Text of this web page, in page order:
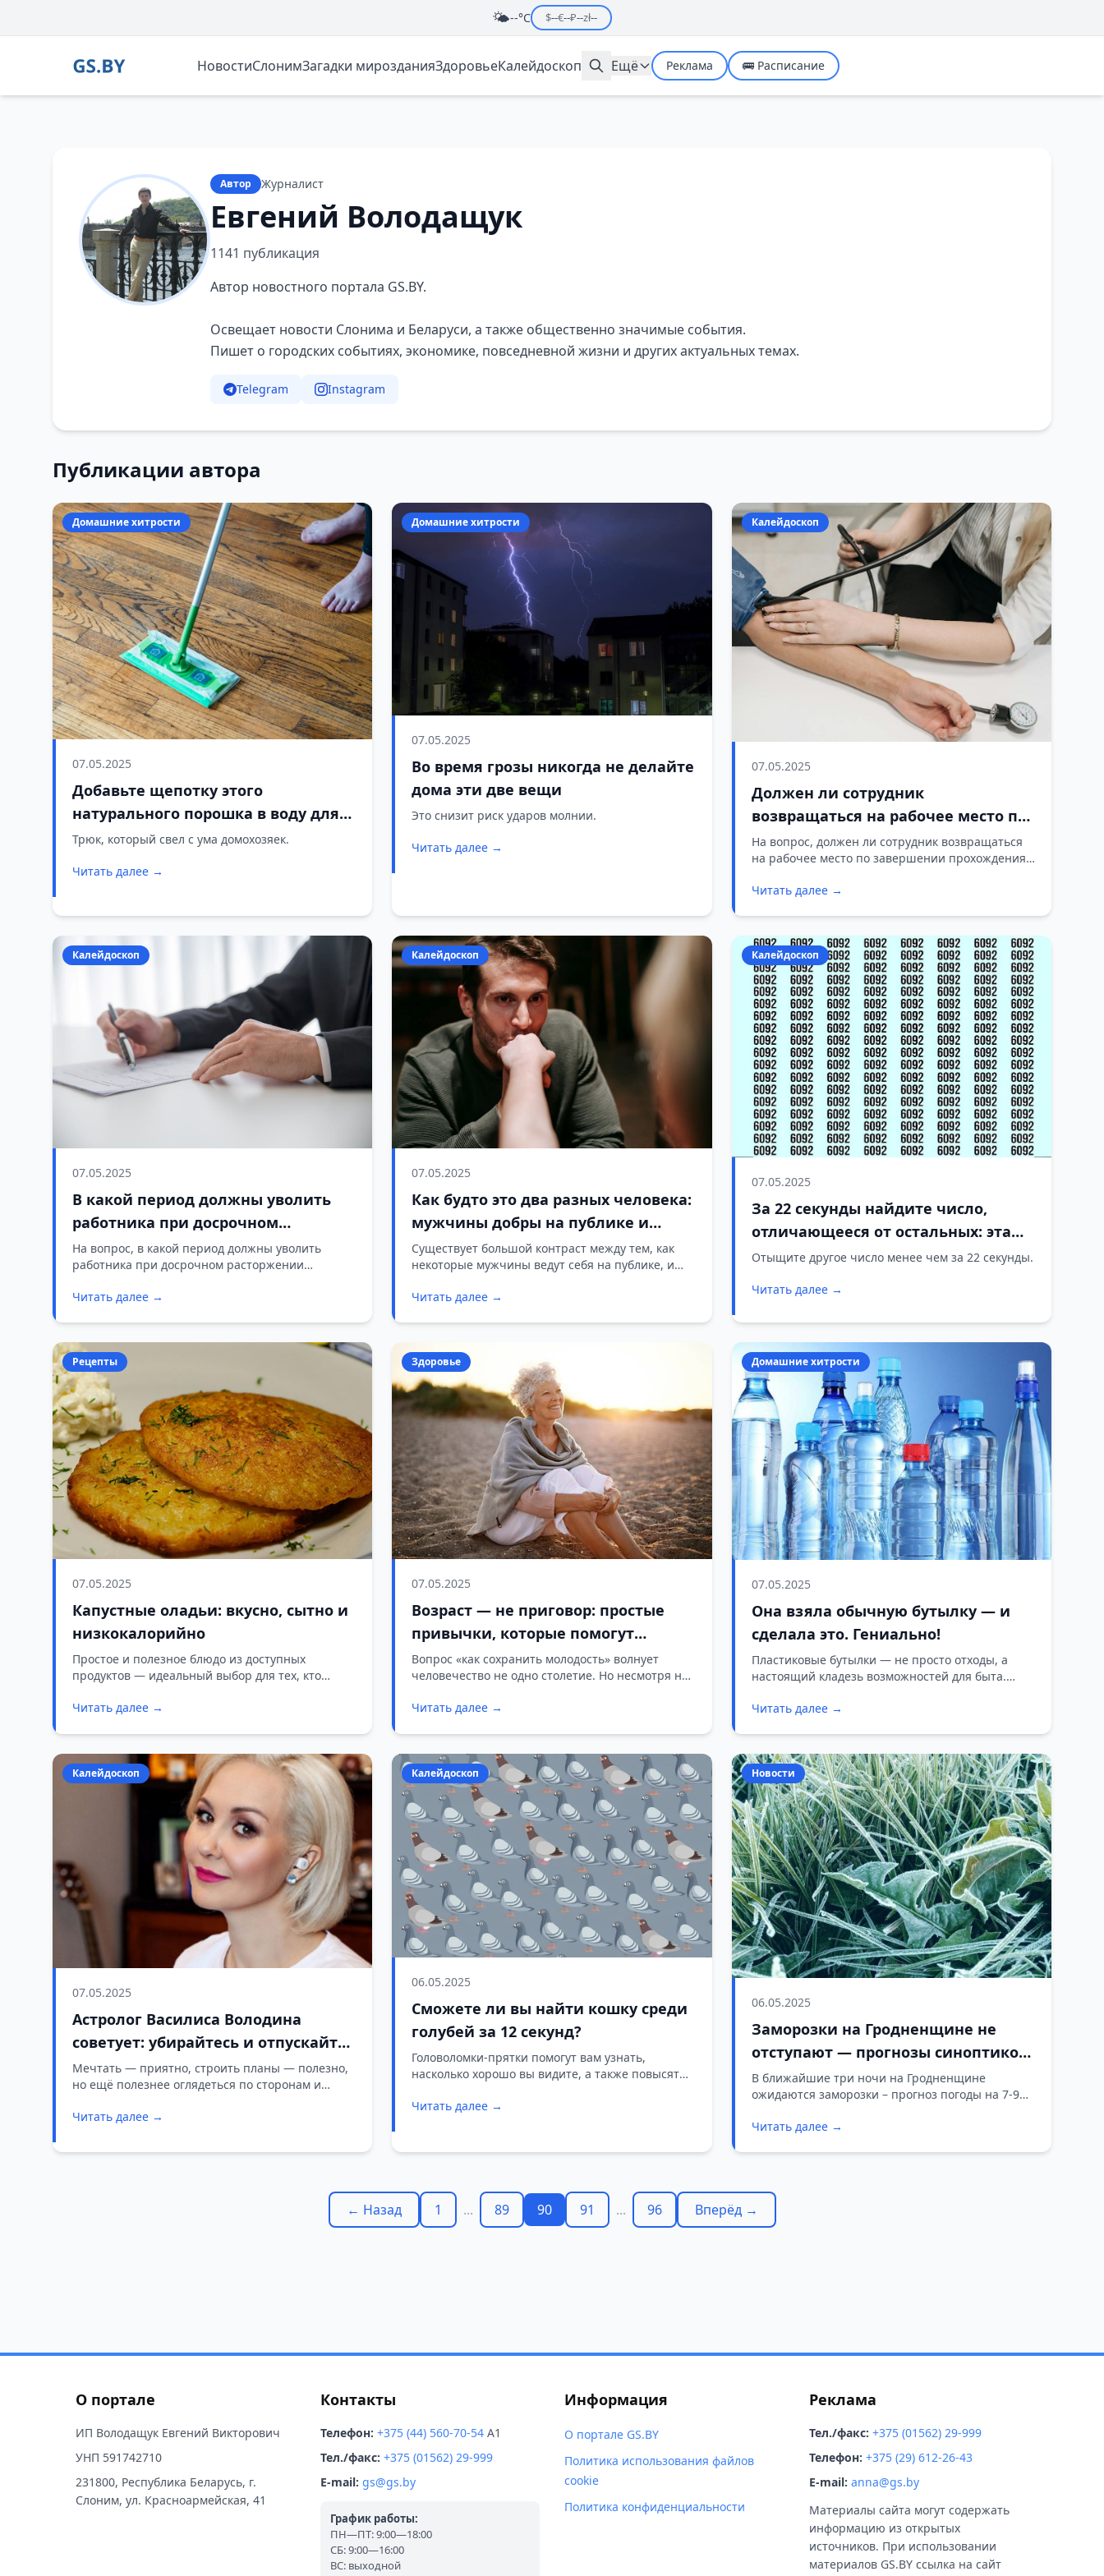
🌤️--°C $--€--₽--zł--
НовостиСлонимЗагадки мирозданияЗдоровьеКалейдоскоп Ещё Реклама 🚌 Расписание
Автор Журналист
Евгений Володащук
1141 публикация
Автор новостного портала GS.BY.
Освещает новости Слонима и Беларуси, а также общественно значимые события.
Пишет о городских событиях, экономике, повседневной жизни и других актуальных темах.
Telegram Instagram
Публикации автора
Домашние хитрости
07.05.2025
Добавьте щепотку этого
натурального порошка в воду для
мытья полов – и весь дом будет
Трюк, который свел с ума домохозяек.
Читать далее →
Домашние хитрости
07.05.2025
Во время грозы никогда не делайте
дома эти две вещи
Это снизит риск ударов молнии.
Читать далее →
Калейдоскоп
07.05.2025
Должен ли сотрудник
возвращаться на рабочее место по
завершении прохождения
медкомиссии?
На вопрос, должен ли сотрудник возвращаться
на рабочее место по завершении прохождения
Читать далее →
Калейдоскоп
07.05.2025
В какой период должны уволить
работника при досрочном
расторжении контракта?
На вопрос, в какой период должны уволить
работника при досрочном расторжении
Читать далее →
Калейдоскоп
07.05.2025
Как будто это два разных человека:
мужчины добры на публике и
невыносимы в личной жизни
Существует большой контраст между тем, как
некоторые мужчины ведут себя на публике, и
Читать далее →
Калейдоскоп
07.05.2025
За 22 секунды найдите число,
отличающееся от остальных: эта
оптическая иллюзия вас помучает
Отыщите другое число менее чем за 22 секунды.
Читать далее →
Рецепты
07.05.2025
Капустные оладьи: вкусно, сытно и
низкокалорийно
Простое и полезное блюдо из доступных
продуктов — идеальный выбор для тех, кто
времени на готовку.
Читать далее →
Здоровье
07.05.2025
Возраст — не приговор: простые
привычки, которые помогут
сохранить молодость
Вопрос «как сохранить молодость» волнует
человечество не одно столетие. Но несмотря на
старение — процесс естественный. Однако это
Читать далее →
Домашние хитрости
07.05.2025
Она взяла обычную бутылку — и
сделала это. Гениально!
Пластиковые бутылки — не просто отходы, а
настоящий кладезь возможностей для быта.
им вторую жизнь. Вот несколько простых и
Читать далее →
Калейдоскоп
07.05.2025
Астролог Василиса Володина
советует: убирайтесь и отпускайте
лишнее
Мечтать — приятно, строить планы — полезно,
но ещё полезнее оглядеться по сторонам и
Читать далее →
Калейдоскоп
06.05.2025
Сможете ли вы найти кошку среди
голубей за 12 секунд?
Головоломки-прятки помогут вам узнать,
насколько хорошо вы видите, а также повысят
мир деталей и попробуйте найти разницу за
Читать далее →
Новости
06.05.2025
Заморозки на Гродненщине не
отступают — прогнозы синоптиков
не оптимистичны
В ближайшие три ночи на Гродненщине
ожидаются заморозки – прогноз погоды на 7-9
Читать далее →
← Назад 1 ... 89 90 91 ... 96 Вперёд →
О портале
ИП Володащук Евгений Викторович
УНП 591742710
231800, Республика Беларусь, г.
Слоним, ул. Красноармейская, 41
Контакты
Телефон: +375 (44) 560-70-54A1
Тел./факс: +375 (01562) 29-999
E-mail: gs@gs.by
График работы:
ПН—ПТ: 9:00—18:00
СБ: 9:00—16:00
ВС: выходной
Информация
О портале GS.BY
Политика использования файлов
cookie
Политика конфиденциальности
Реклама
Тел./факс: +375 (01562) 29-999
Телефон: +375 (29) 612-26-43
E-mail: anna@gs.by
Материалы сайта могут содержать
информацию из открытых
источников. При использовании
материалов GS.BY ссылка на сайт